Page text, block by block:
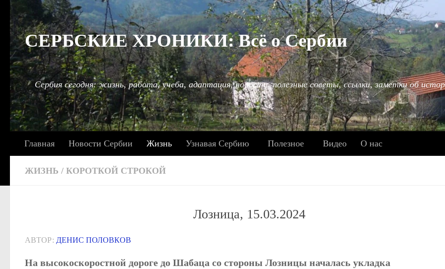
Под записью
СЕРБСКИЕ ХРОНИКИ: Всё о Сербии
Сербия сегодня: жизнь, работа, учеба, адаптация, новости, полезные советы, ссылки, заметки об
Главная Новости Сербии Жизнь Узнавая Сербию Полезное Видео О нас
ЖИЗНЬ / КОРОТКОЙ СТРОКОЙ
Лозница, 15.03.2024
АВТОР: ДЕНИС ПОЛОВКОВ
На высокоскоростной дороге до Шабаца со стороны Лозницы началась укладка